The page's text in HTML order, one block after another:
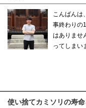
こんばんは
事終わりの
はありませ
ってしまい
使い捨てカミソリの寿